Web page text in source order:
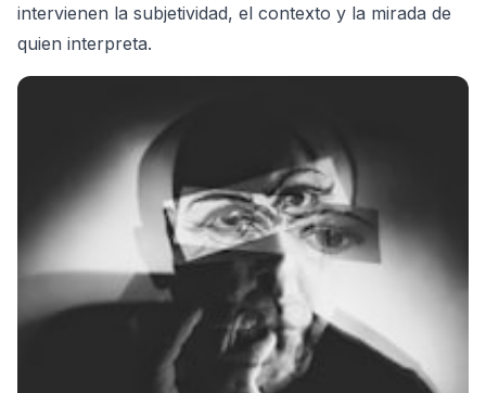
intervienen la subjetividad, el contexto y la mirada de
quien interpreta.